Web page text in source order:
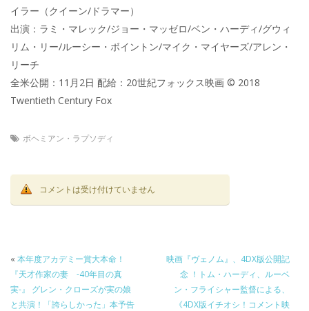
イラー（クイーン/ドラマー）
出演：ラミ・マレック/ジョー・マッゼロ/ベン・ハーディ/グウィ
リム・リー/ルーシー・ボイントン/マイク・マイヤーズ/アレン・
リーチ
全米公開：11月2日 配給：20世紀フォックス映画 © 2018
Twentieth Century Fox
ボヘミアン・ラプソディ
コメントは受け付けていません
« 本年度アカデミー賞大本命！
『天才作家の妻 -40年目の真
実-』 グレン・クローズが実の娘
と共演！「誇らしかった」本予告
映画『ヴェノム』、4DX版公開記
念 ！トム・ハーディ、ルーベ
ン・フライシャー監督による、
《4DX版イチオシ！コメント映